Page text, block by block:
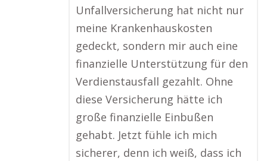
Unfallversicherung hat nicht nur
meine Krankenhauskosten
gedeckt, sondern mir auch eine
finanzielle Unterstützung für den
Verdienstausfall gezahlt. Ohne
diese Versicherung hätte ich
große finanzielle Einbußen
gehabt. Jetzt fühle ich mich
sicherer, denn ich weiß, dass ich